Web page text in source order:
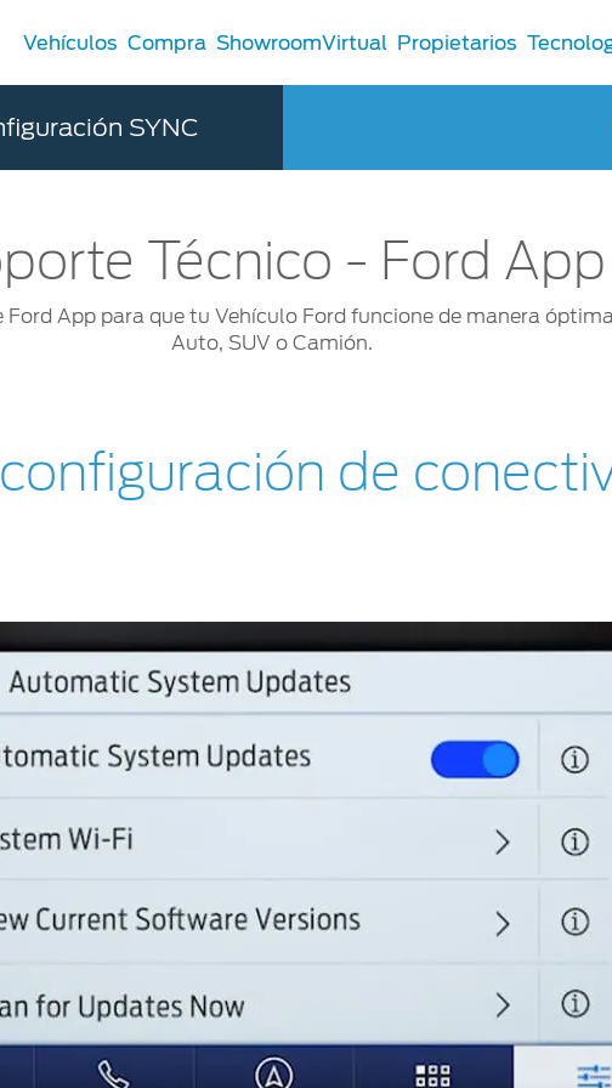
Ford
Distribuidor
Vehículos Compra ShowroomVirtual Propietarios
SYNC
Técnico - Ford App
App para que tu Vehículo Ford funcione de manera
Auto, SUV o Camión.
de